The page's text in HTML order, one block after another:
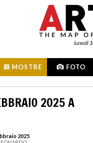
lunedì
MOSTRE FOTO
2025 A
2025